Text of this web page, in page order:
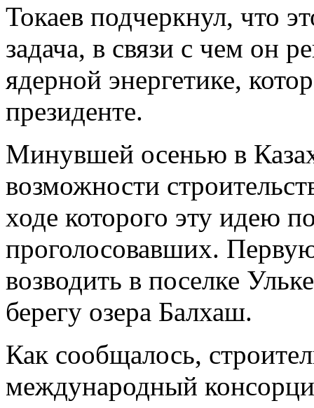
Токаев подчеркнул, что
задача, в связи с чем он
ядерной энергетике,
президенте.
Минувшей осенью в
возможности
ходе которого эту идею
проголосовавших.
возводить в поселке
берегу озера Балхаш.
Как сообщалось,
международный